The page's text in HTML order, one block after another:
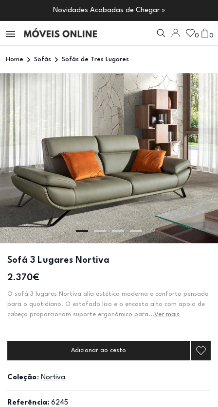
Novidades Acabadas de Chegar »
0 0
Home Sofás Sofás de Tres Lugares
Sofá 3 Lugares Nortiva
2.370€
O sofá 3 lugares Nortiva alia estética moderna e conforto pensado
para o quotidiano. O estofado liso e o encosto alto com apoio de
cabeça proporcionam suporte ergonómico para...Ver mais
Adicionar ao cesto
Coleção: Nortiva
Referência: 6245